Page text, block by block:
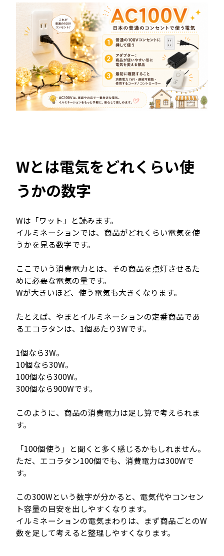
Wとは電気をどれくらい使
うかの数字
Wは「ワット」と読みます。
イルミネーションでは、商品がどれくらい電気を使
うかを見る数字です。
ここでいう消費電力とは、その商品を点灯させるた
めに必要な電気の量です。
Wが大きいほど、使う電気も大きくなります。
たとえば、やまとイルミネーションの定番商品であ
るエコラタンは、1個あたり3Wです。
1個なら3W。
10個なら30W。
100個なら300W。
300個なら900Wです。
このように、商品の消費電力は足し算で考えられま
す。
「100個使う」と聞くと多く感じるかもしれません。
ただ、エコラタン100個でも、消費電力は300Wで
す。
この300Wという数字が分かると、電気代やコンセン
ト容量の目安を出しやすくなります。
イルミネーションの電気まわりは、まず商品ごとのW
数を足して考えると整理しやすくなります。